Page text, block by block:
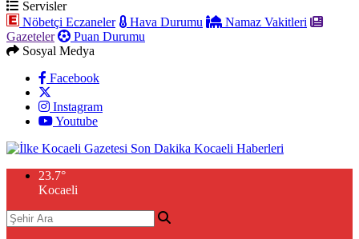
Servisler
Nöbetçi Eczaneler
Hava Durumu
Namaz Vakitleri
Gazeteler
Puan Durumu
Sosyal Medya
Facebook
Instagram
Youtube
23.7°
Kocaeli